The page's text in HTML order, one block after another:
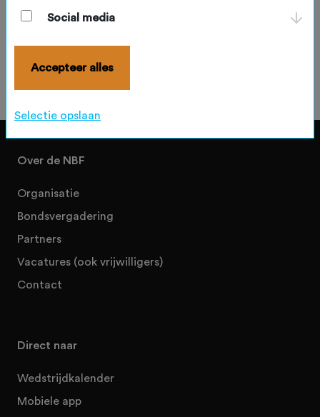
Over de NBF
Organisatie
Bondsvergadering
Partners
Vacatures (ook vrijwilligers)
Contact
Direct naar
Wedstrijdkalender
Mobiele app
Social media
Accepteer alles
Selectie opslaan